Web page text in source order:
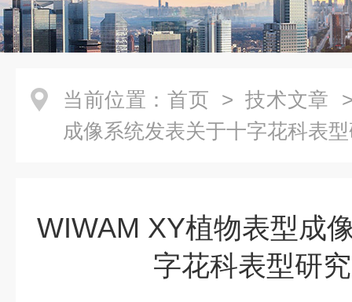
当前位置： 首页 > 技术文章
成像系统发表关于十字花科表
WIWAM XY植物表型成
字花科表型研